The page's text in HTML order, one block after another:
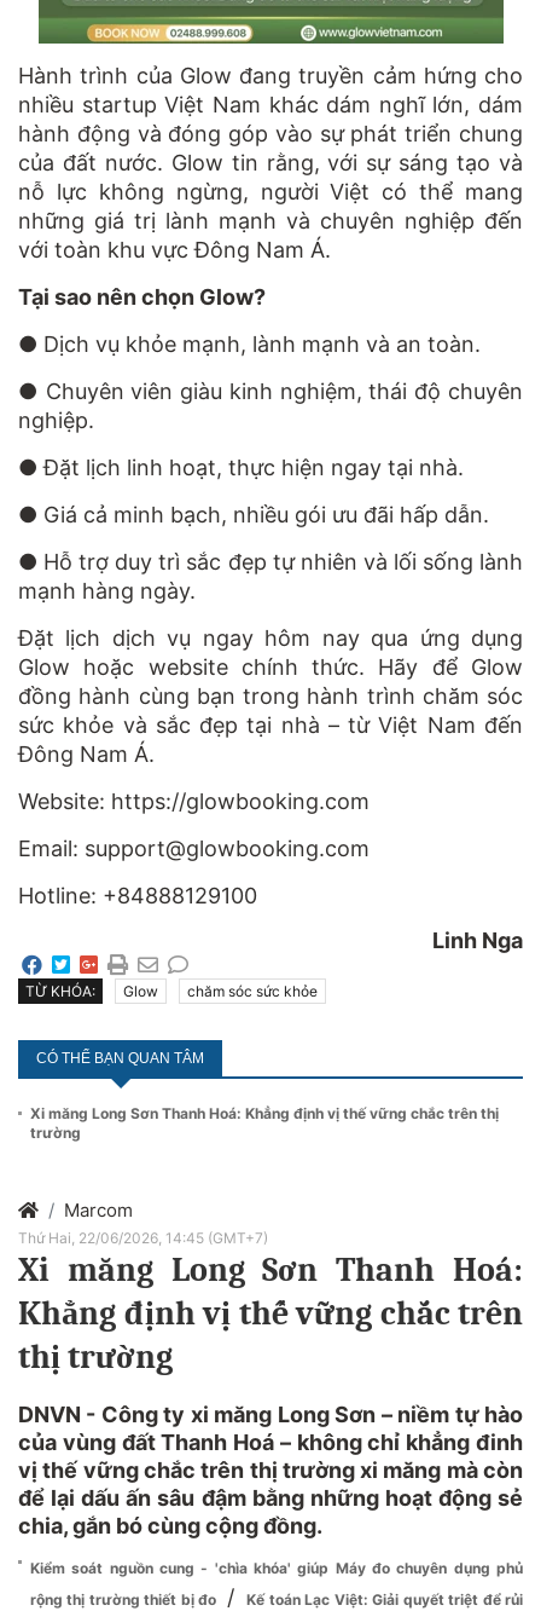
Hành trình của Glow đang truyền cảm hứng cho
nhiều startup Việt Nam khác dám nghĩ lớn, dám
hành động và đóng góp vào sự phát triển chung
của đất nước. Glow tin rằng, với sự sáng tạo và
nỗ lực không ngừng, người Việt có thể mang
những giá trị lành mạnh và chuyên nghiệp đến
với toàn khu vực Đông Nam Á.
Tại sao nên chọn Glow?
● Dịch vụ khỏe mạnh, lành mạnh và an toàn.
● Chuyên viên giàu kinh nghiệm, thái độ chuyên
nghiệp.
●Đặt lịch linh hoạt, thực hiện ngay tại nhà.
● Giá cả minh bạch, nhiều gói ưu đãi hấp dẫn.
● Hỗ trợ duy trì sắc đẹp tự nhiên và lối sống lành
mạnh hàng ngày.
Đặt lịch dịch vụ ngay hôm nayqua ứng dụng
Glow hoặc website chính thức. Hãy để Glow
đồng hành cùng bạn trong hành trình chăm sóc
sức khỏe và sắc đẹp tại nhà – từ Việt Nam đến
Đông Nam Á.
Website: https://glowbooking.com
Email: support@glowbooking.com
Hotline: +84888129100
Linh Nga
TỪ KHÓA: Glow chăm sóc sức khỏe
CÓ THỂ BẠN QUAN TÂM
Xi măng Long Sơn Thanh Hoá: Khẳng định vị thế vững chắc trên thị
trường
Marcom
Thứ Hai, 22/06/2026, 14:45 (GMT+7)
Xi măng Long Sơn Thanh Hoá:
Khẳng định vị thế vững chắc trên
thị trường
DNVN - Công ty xi măng Long Sơn – niềm tự hào
của vùng đất Thanh Hoá – không chỉ khẳng đinh
vị thế vững chắc trên thị trường xi măng mà còn
để lại dấu ấn sâu đậm bằng những hoạt động sẻ
chia, gắn bó cùng cộng đồng.
Kiểm soát nguồn cung - 'chìa khóa' giúp Máy đo chuyên dụng phủ
rộng thị trường thiết bị đo
/
Kế toán Lạc Việt: Giải quyết triệt để rủi